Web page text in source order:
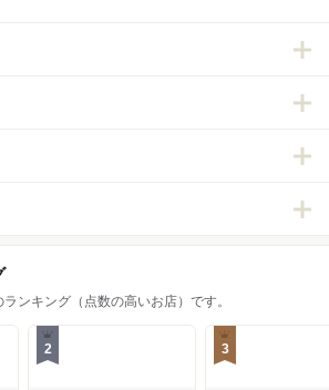
ランキング（点数の高いお店）です。
2 3